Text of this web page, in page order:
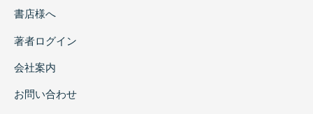
書店様へ
著者ログイン
会社案内
お問い合わせ